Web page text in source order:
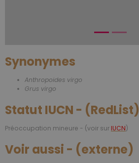
Synonymes
Anthropoides virgo
Grus virgo
Statut IUCN - (RedList)
Préoccupation mineure - (voir sur IUCN)
Voir aussi - (externe)